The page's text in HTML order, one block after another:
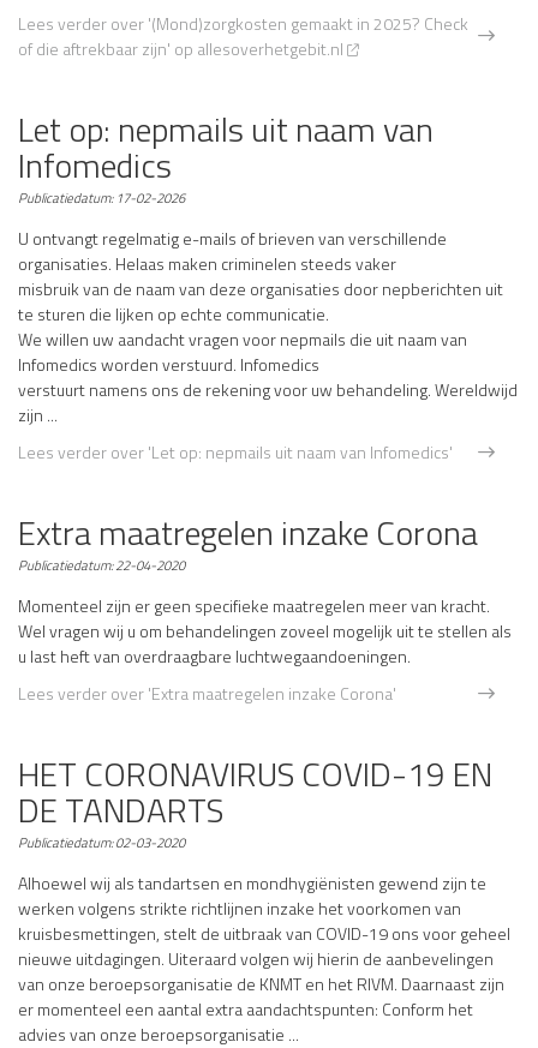
Lees verderover '(Mond)zorgkosten gemaakt in 2025? Check
of die aftrekbaar zijn' op allesoverhetgebit.nl
Let op: nepmails uit naam van
Infomedics
Publicatiedatum: 17-02-2026
U ontvangt regelmatig e-mails of brieven van verschillende
organisaties. Helaas maken criminelen steeds vaker
misbruik van de naam van deze organisaties door nepberichten uit
te sturen die lijken op echte communicatie.
We willen uw aandacht vragen voor nepmails die uit naam van
Infomedics worden verstuurd. Infomedics
verstuurt namens ons de rekening voor uw behandeling. Wereldwijd
zijn ...
Lees verderover 'Let op: nepmails uit naam van Infomedics'
Extra maatregelen inzake Corona
Publicatiedatum:22-04-2020
Momenteel zijn er geen specifieke maatregelen meer van kracht.
Wel vragen wij u om behandelingen zoveel mogelijk uit te stellen als
u last heft van overdraagbare luchtwegaandoeningen.
Lees verderover 'Extra maatregelen inzake Corona'
HET CORONAVIRUS COVID-19 EN
DE TANDARTS
Publicatiedatum:02-03-2020
Alhoewel wij als tandartsen en mondhygiënisten gewend zijn te
werken volgens strikte richtlijnen inzake het voorkomen van
kruisbesmettingen, stelt de uitbraak van COVID-19 ons voor geheel
nieuwe uitdagingen. Uiteraard volgen wij hierin de aanbevelingen
van onze beroepsorganisatie de KNMT en het RIVM. Daarnaast zijn
er momenteel een aantal extra aandachtspunten: Conform het
advies van onze beroepsorganisatie ...